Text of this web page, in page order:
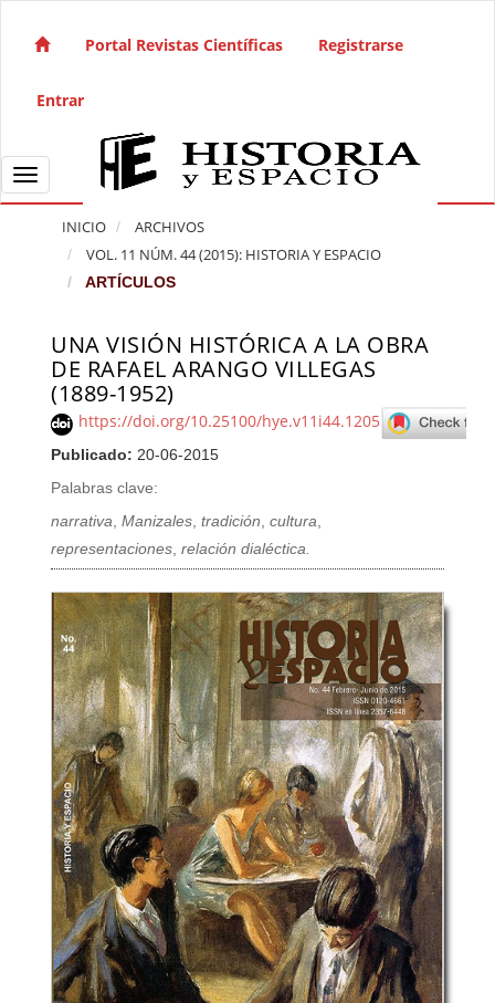
Navegación principal
Barra lateral
Portal Revistas Científicas Registrarse
Entrar
Toggle navigation
INICIO
ARCHIVOS
VOL. 11 NÚM. 44 (2015): HISTORIA Y ESPACIO
ARTÍCULOS
UNA VISIÓN HISTÓRICA A LA OBRA
DE RAFAEL ARANGO VILLEGAS
(1889-1952)
https://doi.org/10.25100/hye.v11i44.1205
Publicado: 20-06-2015
Palabras clave:
narrativa,Manizales,tradición,cultura,
representaciones,relación dialéctica.
Barra lateral del artículo